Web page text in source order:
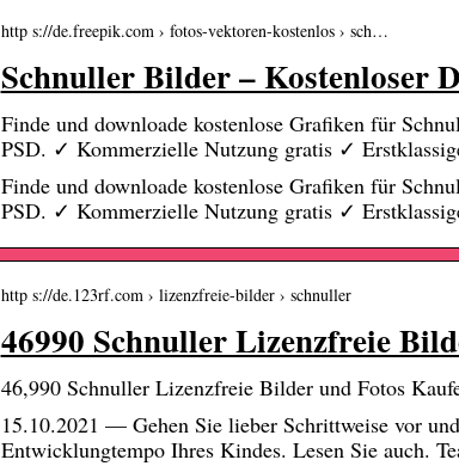
http s://de.freepik.com › fotos-vektoren-kostenlos › sch…
Schnuller Bilder – Kostenloser
Finde und downloade kostenlose Grafiken für
PSD. ✓ Kommerzielle Nutzung gratis ✓
Finde und downloade kostenlose Grafiken für
PSD. ✓ Kommerzielle Nutzung gratis ✓
http s://de.123rf.com › lizenzfreie-bilder › schnuller
46990 Schnuller Lizenzfreie
46,990 Schnuller Lizenzfreie Bilder und Fotos
15.10.2021 — Gehen Sie lieber Schrittweise vor
Entwicklungtempo Ihres Kindes. Lesen Sie auch.